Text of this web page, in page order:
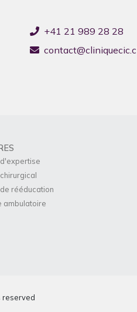
+41 21 989 28 28
rééducation
ambulatoire
reserved